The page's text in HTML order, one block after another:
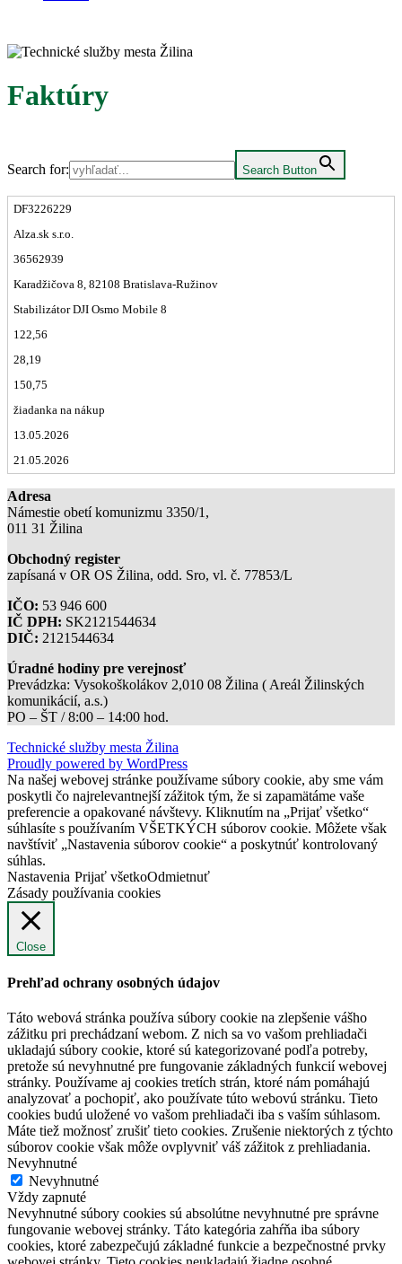
Faktúry
Search for: Search Button
DF3226229
Alza.sk s.r.o.
36562939
Karadžičova 8, 82108 Bratislava-Ružinov
Stabilizátor DJI Osmo Mobile 8
122,56
28,19
150,75
žiadanka na nákup
13.05.2026
21.05.2026
Adresa
Námestie obetí komunizmu 3350/1,
011 31 Žilina
Obchodný register
zapísaná v OR OS Žilina, odd. Sro, vl. č. 77853/L
IČO: 53 946 600
IČ DPH: SK2121544634
DIČ: 2121544634
Úradné hodiny pre verejnosť
Prevádzka: Vysokoškolákov 2,010 08 Žilina ( Areál Žilinských
komunikácií, a.s.)
PO – ŠT / 8:00 – 14:00 hod.
Technické služby mesta Žilina
Proudly powered by WordPress
Na našej webovej stránke používame súbory cookie, aby sme vám
poskytli čo najrelevantnejší zážitok tým, že si zapamätáme vaše
preferencie a opakované návštevy. Kliknutím na „Prijať všetko“
súhlasíte s používaním VŠETKÝCH súborov cookie. Môžete však
navštíviť „Nastavenia súborov cookie“ a poskytnúť kontrolovaný
súhlas.
Nastavenia Prijať všetkoOdmietnuť
Zásady používania cookies
Close
Prehľad ochrany osobných údajov
Táto webová stránka používa súbory cookie na zlepšenie vášho
zážitku pri prechádzaní webom. Z nich sa vo vašom prehliadači
ukladajú súbory cookie, ktoré sú kategorizované podľa potreby,
pretože sú nevyhnutné pre fungovanie základných funkcií webovej
stránky. Používame aj cookies tretích strán, ktoré nám pomáhajú
analyzovať a pochopiť, ako používate túto webovú stránku. Tieto
cookies budú uložené vo vašom prehliadači iba s vaším súhlasom.
Máte tiež možnosť zrušiť tieto cookies. Zrušenie niektorých z týchto
súborov cookie však môže ovplyvniť váš zážitok z prehliadania.
Nevyhnutné
Nevyhnutné
Vždy zapnuté
Nevyhnutné súbory cookies sú absolútne nevyhnutné pre správne
fungovanie webovej stránky. Táto kategória zahŕňa iba súbory
cookies, ktoré zabezpečujú základné funkcie a bezpečnostné prvky